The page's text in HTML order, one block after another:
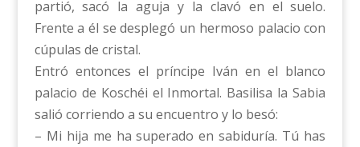
partió, sacó la aguja y la clavó en el suelo.
Frente a él se desplegó un hermoso palacio con
cúpulas de cristal.
Entró entonces el príncipe Iván en el blanco
palacio de Koschéi el Inmortal. Basilisa la Sabia
salió corriendo a su encuentro y lo besó:
– Mi hija me ha superado en sabiduría. Tú has